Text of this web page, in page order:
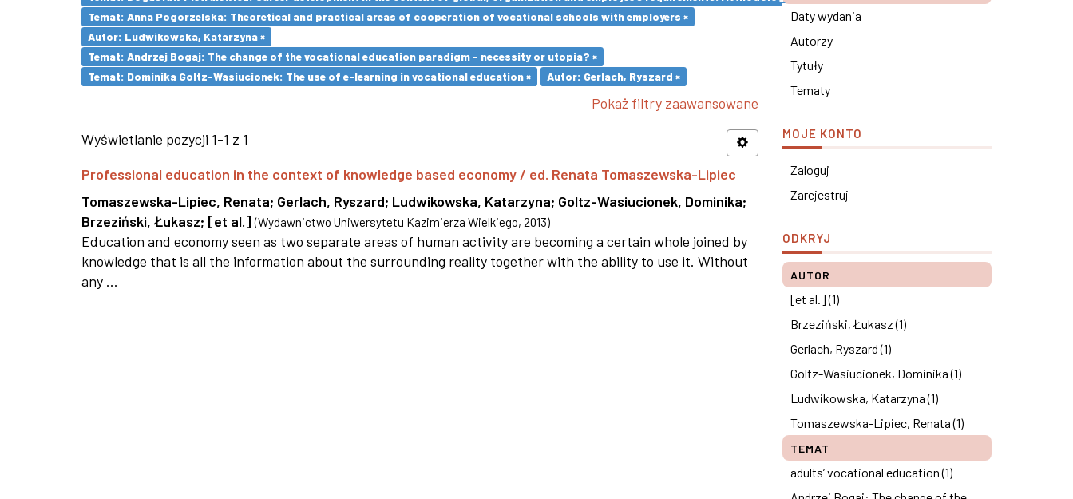
Temat: Anna Pogorzelska: Theoretical and practical areas of cooperation of vocational schools with employers ×
Autor: Ludwikowska, Katarzyna ×
Temat: Andrzej Bogaj: The change of the vocational education paradigm - necessity or utopia? ×
Temat: Dominika Goltz-Wasiucionek: The use of e-learning in vocational education ×
Autor: Gerlach, Ryszard ×
Pokaż filtry zaawansowane
Wyświetlanie pozycji 1-1 z 1
Professional education in the context of knowledge based economy / ed. Renata Tomaszewska-Lipiec
Tomaszewska-Lipiec, Renata; Gerlach, Ryszard; Ludwikowska, Katarzyna; Goltz-Wasiucionek, Dominika;
Brzeziński, Łukasz; [et al.] (Wydawnictwo Uniwersytetu Kazimierza Wielkiego, 2013)
Education and economy seen as two separate areas of human activity are becoming a certain whole joined by
knowledge that is all the information about the surrounding reality together with the ability to use it. Without
any ...
Daty wydania
Autorzy
Tytuły
Tematy
MOJE KONTO
Zaloguj
Zarejestruj
ODKRYJ
AUTOR
[et al.] (1)
Brzeziński, Łukasz (1)
Gerlach, Ryszard (1)
Goltz-Wasiucionek, Dominika (1)
Ludwikowska, Katarzyna (1)
Tomaszewska-Lipiec, Renata (1)
TEMAT
adults’ vocational education (1)